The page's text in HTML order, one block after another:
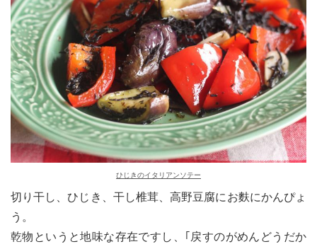
ひじきのイタリアンソテー
切り干し、ひじき、干し椎茸、高野豆腐にお麩にかんぴょ
う。
乾物というと地味な存在ですし、｢戻すのがめんどうだか